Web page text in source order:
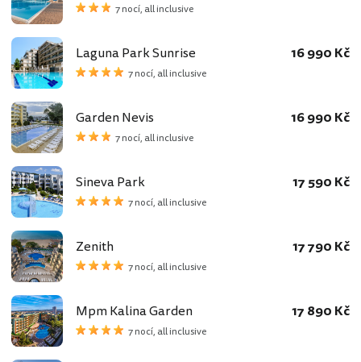
7 nocí, all inclusive
Laguna Park Sunrise
7 nocí, all inclusive
16 990 Kč
Garden Nevis
7 nocí, all inclusive
16 990 Kč
Sineva Park
7 nocí, all inclusive
17 590 Kč
Zenith
7 nocí, all inclusive
17 790 Kč
Mpm Kalina Garden
7 nocí, all inclusive
17 890 Kč